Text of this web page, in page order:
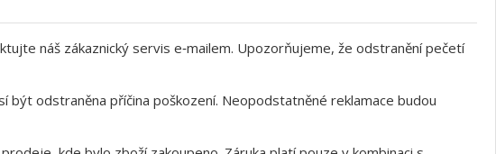
náš zákaznický servis e‑mailem. Upozorňujeme, že odstranění pečetí
odstraněna příčina poškození. Neopodstatněné reklamace budou